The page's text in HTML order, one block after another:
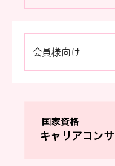
会員様向け